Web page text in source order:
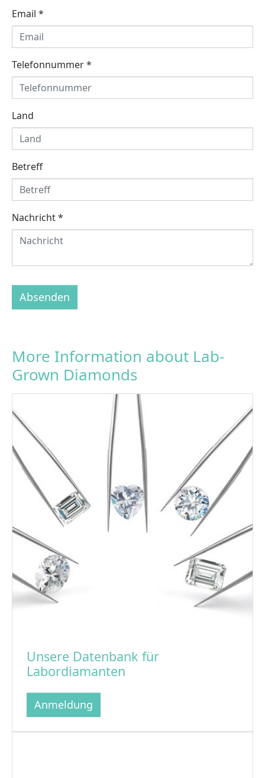
Email *
Telefonnummer*
Land
Betreff
Nachricht*
Absenden
More Information about Lab-
Grown Diamonds
Unsere Datenbank für
Labordiamanten
Anmeldung